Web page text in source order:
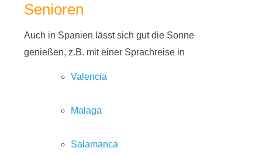
Senioren
Auch in Spanien lässt sich gut die Sonne
genießen, z.B. mit einer Sprachreise in
Valencia
Malaga
Salamanca